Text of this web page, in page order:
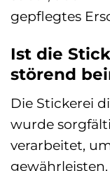
gepflegtes
Ist die
störend
Die Stickerei
wurde
verarbeitet,